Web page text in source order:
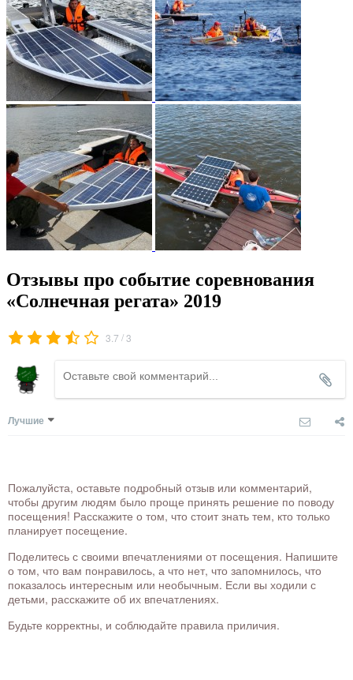
Отзывы про событие соревнования
«Солнечная регата» 2019
3.7 /3
Лучшие
Пожалуйста, оставьте подробный отзыв или комментарий,
чтобы другим людям было проще принять решение по поводу
посещения! Расскажите о том, что стоит знать тем, кто только
планирует посещение.
Поделитесь с своими впечатлениями от посещения. Напишите
о том, что вам понравилось, а что нет, что запомнилось, что
показалось интересным или необычным. Если вы ходили с
детьми, расскажите об их впечатлениях.
Будьте корректны, и соблюдайте правила приличия.